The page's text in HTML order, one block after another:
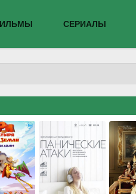
СЕРИАЛЫ